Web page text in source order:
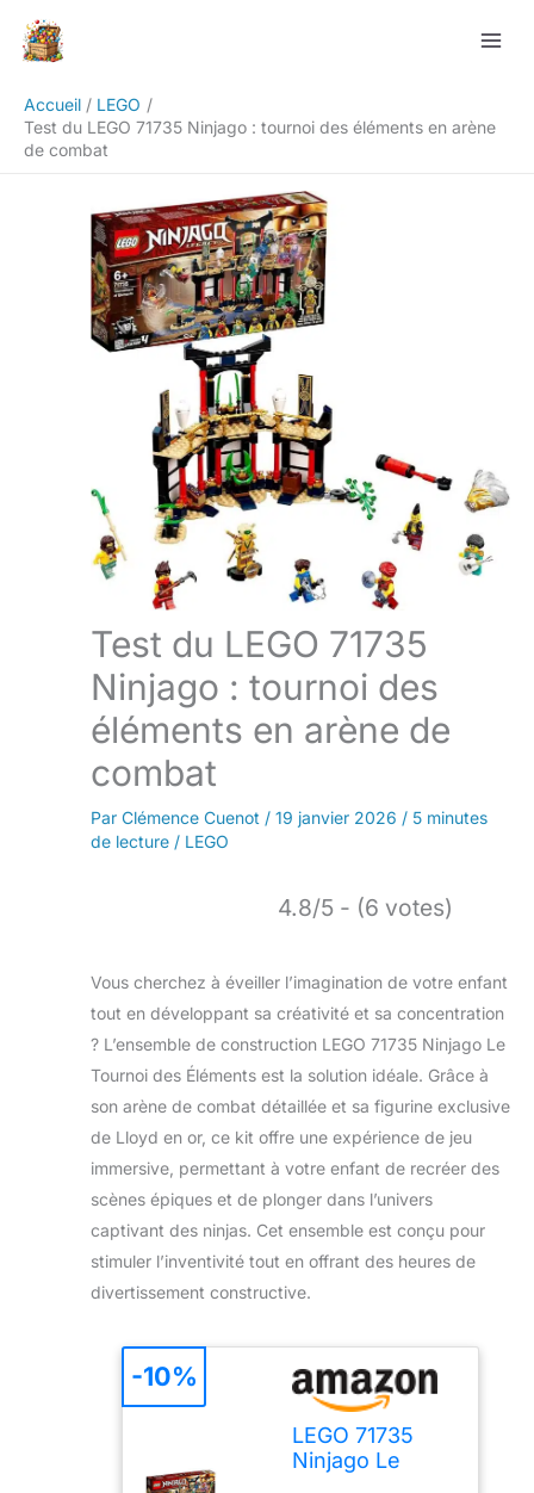
Accueil
LEGO
Test du LEGO 71735 Ninjago : tournoi des éléments en arène
de combat
Test du LEGO 71735
Ninjago : tournoi des
éléments en arène de
combat
Par Clémence Cuenot / 19 janvier 2026 / 5 minutes
de lecture / LEGO
4.8/5 - (6 votes)
Vous cherchez à éveiller l’imagination de votre enfant
tout en développant sa créativité et sa concentration
? L’ensemble de construction LEGO 71735 Ninjago Le
Tournoi des Éléments est la solution idéale. Grâce à
son arène de combat détaillée et sa figurine exclusive
de Lloyd en or, ce kit offre une expérience de jeu
immersive, permettant à votre enfant de recréer des
scènes épiques et de plonger dans l’univers
captivant des ninjas. Cet ensemble est conçu pour
stimuler l’inventivité tout en offrant des heures de
divertissement constructive.
LEGO 71735
Ninjago Le
-10%
Rechercher